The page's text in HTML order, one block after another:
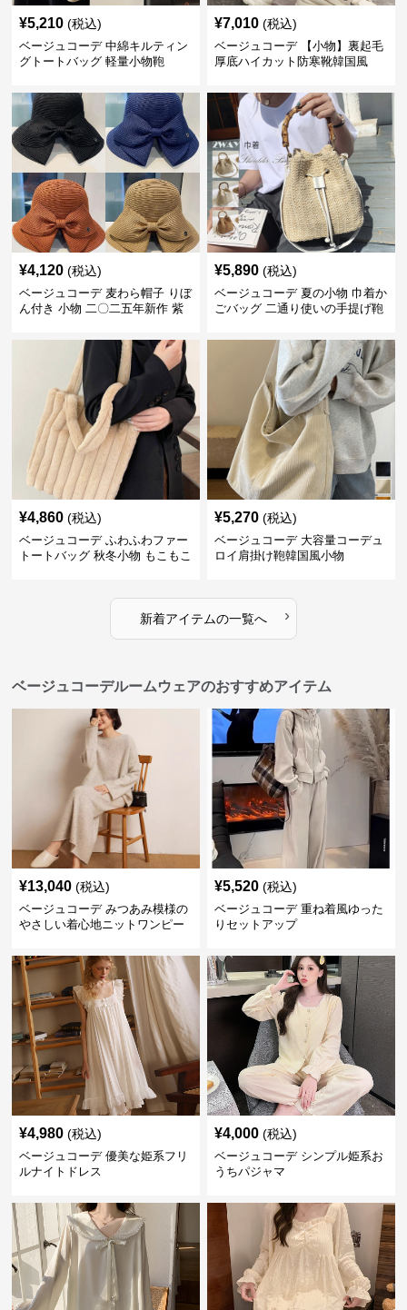
¥5,210 (税込)
ベージュコーデ 中綿キルティン
グトートバッグ 軽量小物鞄
¥7,010 (税込)
ベージュコーデ 【小物】裏起毛
厚底ハイカット防寒靴韓国風
¥4,120 (税込)
ベージュコーデ 麦わら帽子 りぼ
ん付き 小物 二〇二五年新作 紫
¥5,890 (税込)
ベージュコーデ 夏の小物 巾着か
ごバッグ 二通り使いの手提げ鞄
¥4,860 (税込)
ベージュコーデ ふわふわファー
トートバッグ 秋冬小物 もこもこ
¥5,270 (税込)
ベージュコーデ 大容量コーデュ
ロイ肩掛け鞄韓国風小物
新着アイテムの一覧へ ›
ベージュコーデルームウェアのおすすめアイテム
¥13,040 (税込)
ベージュコーデ みつあみ模様の
やさしい着心地ニットワンピー
¥5,520 (税込)
ベージュコーデ 重ね着風ゆった
りセットアップ
¥4,980 (税込)
ベージュコーデ 優美な姫系フリ
ルナイトドレス
¥4,000 (税込)
ベージュコーデ シンプル姫系お
うちパジャマ